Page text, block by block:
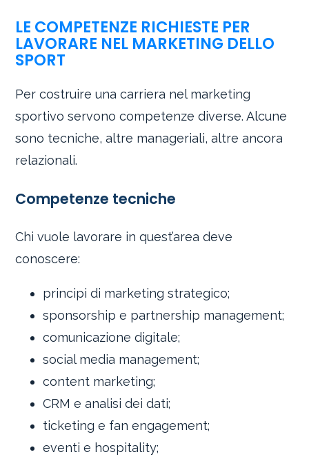
LE COMPETENZE RICHIESTE PER
LAVORARE NEL MARKETING DELLO
SPORT
Per costruire una carriera nel marketing
sportivo servono competenze diverse. Alcune
sono tecniche, altre manageriali, altre ancora
relazionali.
Competenze tecniche
Chi vuole lavorare in quest’area deve
conoscere:
principi di marketing strategico;
sponsorship e partnership management;
comunicazione digitale;
social media management;
content marketing;
CRM e analisi dei dati;
ticketing e fan engagement;
eventi e hospitality;